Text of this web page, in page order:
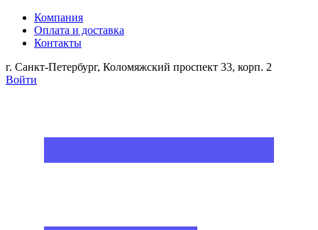
Компания
Оплата и доставка
Контакты
г. Санкт-Петербург, Коломяжский проспект 33, корп. 2
Войти